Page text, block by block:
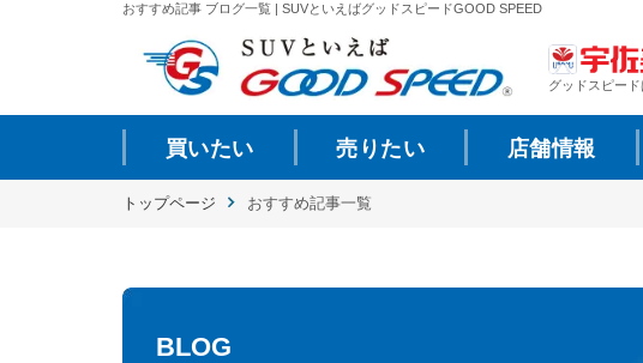
おすすめ記事 ブログ一覧 | SUVといえばグッドスピードGOOD SPEED
グッドスピード
買いたい 売りたい 店舗情報
トップページ おすすめ記事一覧
BLOG